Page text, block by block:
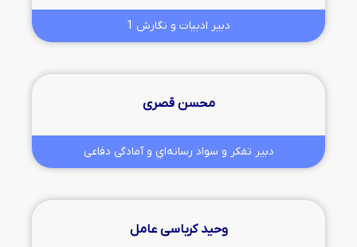
دبیر ادبیات و نگارش 1
محسن قصری
دبیر تفكر و سواد رسانه‌اي و آمادگی دفاعی
وحید کرباسی عامل